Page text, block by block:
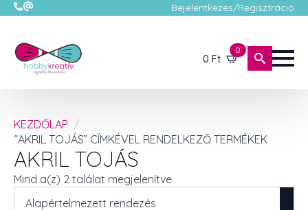
Bejelentkezés/Regisztráció
0 Ft
0
KEZDŐLAP
“AKRIL TOJÁS” CÍMKÉVEL RENDELKEZŐ TERMÉKEK
AKRIL TOJÁS
Mind a(z) 2 találat megjelenítve